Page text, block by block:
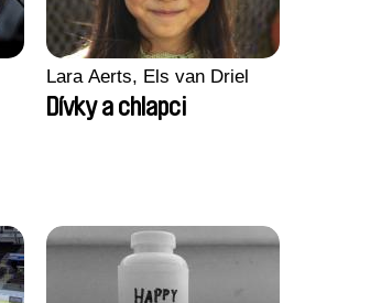
Lara Aerts, Els van Driel
Dívky a chlapci